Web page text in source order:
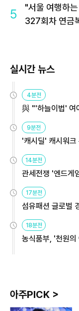
5
"서울 여행하
327회차 연금
실시간 뉴스
4분전
與 "'하늘이법' 여
9분전
'캐시딜' 캐시워크
14분전
관세전쟁 '엔드게
용해야
17분전
섬유패션 글로벌
원
18분전
농식품부, '천원
아주PICK >